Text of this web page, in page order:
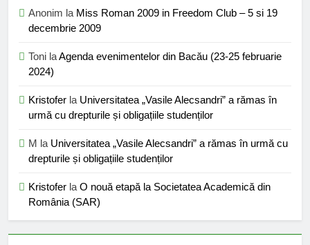
Anonim la Miss Roman 2009 in Freedom Club – 5 si 19
decembrie 2009
Toni laAgenda evenimentelor din Bacău (23-25 februarie
2024)
Kristofer la Universitatea „Vasile Alecsandri” a rămas în
urmă cu drepturile și obligațiile studenților
M la Universitatea „Vasile Alecsandri” a rămas în urmă cu
drepturile și obligațiile studenților
Kristofer la O nouă etapă la Societatea Academică din
România (SAR)